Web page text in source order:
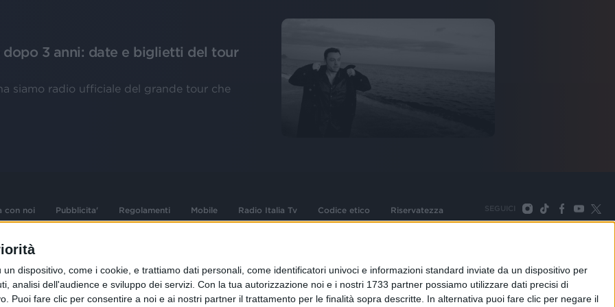
dispositivo, come i cookie, e trattiamo dati personali, come identificatori univoci e informazioni standard inviate da un dispositivo per
analisi dell'audience e sviluppo dei servizi. Con la tua autorizzazione noi e i nostri 1733 partner possiamo utilizzare dati precisi di
Puoi fare clic per consentire a noi e ai nostri partner il trattamento per le finalità sopra descritte. In alternativa puoi fare clic per negare il
3 anni: date e biglietti del tour
siamo radio ufficiale del grande tour che
con noi Pubblicita' Regolamenti Mobile Radio Italia Tv Codice etico Riservatezza SEGUICI
d'autore e dei diritti
e n° iscrizione
n°286 - 3 Aprile
02 25444220
Sede Legale: Via Savona 97, 20144 Milano